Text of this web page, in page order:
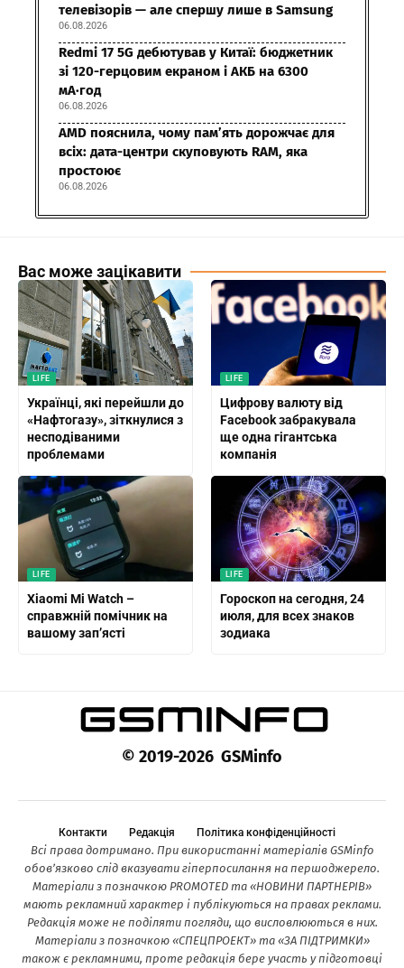
телевізорів — але спершу лише в Samsung
06.08.2026
Redmi 17 5G дебютував у Китаї: бюджетник
зі 120-герцовим екраном і АКБ на 6300
мА·год
06.08.2026
AMD пояснила, чому пам’ять дорожчає для
всіх: дата-центри скуповують RAM, яка
простоює
06.08.2026
Вас може зацікавити
LIFE
Українці, які перейшли до
«Нафтогазу», зіткнулися з
несподіваними
проблемами
LIFE
Цифрову валюту від
Facebook забракувала
ще одна гігантська
компанія
LIFE
Xiaomi Mi Watch –
справжній помічник на
вашому зап’ясті
LIFE
Гороскоп на сегодня, 24
июля, для всех знаков
зодиака
© 2019-2026 GSMinfo
Контакти Редакція Політика конфіденційності
Всі права дотримано. При використанні матеріалів GSMinfo
обов’язково слід вказувати гіперпосилання на першоджерело.
Матеріали з позначкою PROMOTED та «НОВИНИ ПАРТНЕРІВ»
мають рекламний характер і публікуються на правах реклами.
Редакція може не поділяти погляди, що висловлюються в них.
Матеріали з позначкою «СПЕЦПРОЕКТ» та «ЗА ПІДТРИМКИ»
також є рекламними, проте редакція бере участь у підготовці